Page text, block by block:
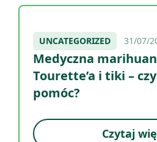
UNCATEGORIZED 31/07/
Medyczna
Tourette’a i tiki –
pomóc?
Czytaj